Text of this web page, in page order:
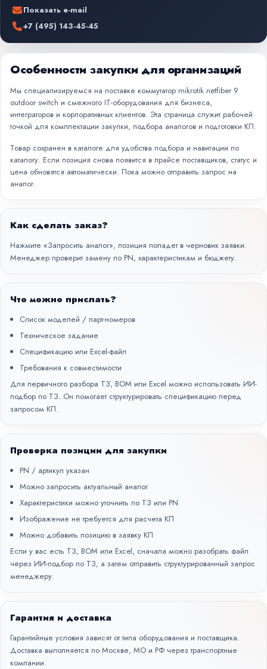
Показать e-mail
+7 (495) 143-45-45
Особенности закупки для организаций
Мы специализируемся на поставке коммутатор mikrotik netfiber 9
outdoor switch и смежного IT-оборудования для бизнеса,
интеграторов и корпоративных клиентов. Эта страница служит рабочей
точкой для комплектации закупки, подбора аналогов и подготовки КП.
Товар сохранен в каталоге для удобства подбора и навигации по
каталогу. Если позиция снова появится в прайсе поставщиков, статус и
цена обновятся автоматически. Пока можно отправить запрос на
аналог.
Как сделать заказ?
Нажмите «Запросить аналог», позиция попадет в черновик заявки.
Менеджер проверит замену по PN, характеристикам и бюджету.
Что можно прислать?
Список моделей / парт-номеров
Техническое задание
Спецификацию или Excel-файл
Требования к совместимости
Для первичного разбора ТЗ, BOM или Excel можно использовать ИИ-
подбор по ТЗ. Он помогает структурировать спецификацию перед
запросом КП.
Проверка позиции для закупки
PN / артикул указан
Можно запросить актуальный аналог
Характеристики можно уточнить по ТЗ или PN
Изображение не требуется для расчета КП
Можно добавить позицию в заявку КП
Если у вас есть ТЗ, BOM или Excel, сначала можно разобрать файл
через ИИ-подбор по ТЗ, а затем отправить структурированный запрос
менеджеру.
Гарантия и доставка
Гарантийные условия зависят от типа оборудования и поставщика.
Доставка выполняется по Москве, МО и РФ через транспортные
компании.